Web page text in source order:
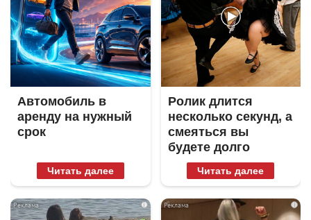
Автомобиль в
аренду на нужный
срок
Читать далее
Ролик длится
несколько секунд, а
смеяться вы
будете долго
Читать далее
i i